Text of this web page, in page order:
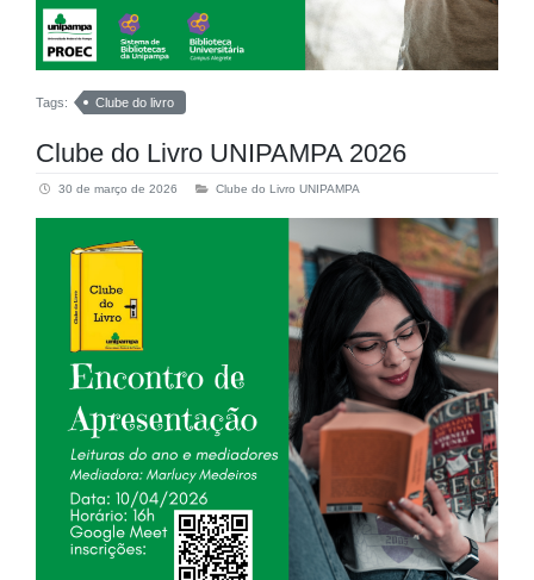
Tags: Clube do livro
Clube do Livro UNIPAMPA 2026
30 de março de 2026 Clube do Livro UNIPAMPA